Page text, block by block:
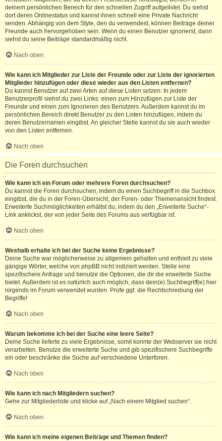
deinem persönlichen Bereich für den schnellen Zugriff aufgelistet. Du siehst
dort deren Onlinestatus und kannst ihnen schnell eine Private Nachricht
senden. Abhängig von dem Style, den du verwendest, können Beiträge deiner
Freunde auch hervorgehoben sein. Wenn du einen Benutzer ignorierst, dann
siehst du seine Beiträge standardmäßig nicht.
Nach oben
Wie kann ich Mitglieder zur Liste der Freunde oder zur Liste der ignorierten
Mitglieder hinzufügen oder diese wieder aus den Listen entfernen?
Du kannst Benutzer auf zwei Arten auf diese Listen setzen: In jedem
Benutzerprofil siehst du zwei Links: einen zum Hinzufügen zur Liste der
Freunde und einen zum Ignorieren des Benutzers. Außerdem kannst du im
persönlichen Bereich direkt Benutzer zu den Listen hinzufügen, indem du
deren Benutzernamen eingibst. An gleicher Stelle kannst du sie auch wieder
von den Listen entfernen.
Nach oben
Die Foren durchsuchen
Wie kann ich ein Forum oder mehrere Foren durchsuchen?
Du kannst die Foren durchsuchen, indem du einen Suchbegriff in die Suchbox
eingibst, die du in der Foren-Übersicht, der Foren- oder Themenansicht findest.
Erweiterte Suchmöglichkeiten erhältst du, indem du den „Erweiterte Suche“-
Link anklickst, der von jeder Seite des Forums aus verfügbar ist.
Nach oben
Weshalb erhalte ich bei der Suche keine Ergebnisse?
Deine Suche war möglicherweise zu allgemein gehalten und enthielt zu viele
gängige Wörter, welche von phpBB nicht indiziert werden. Stelle eine
spezifischere Anfrage und benutze die Optionen, die dir die erweiterte Suche
bietet. Außerdem ist es natürlich auch möglich, dass dein(e) Suchbegriff(e) hier
nirgends im Forum verwendet wurden. Prüfe ggf. die Rechtschreibung der
Begriffe!
Nach oben
Warum bekomme ich bei der Suche eine leere Seite?
Deine Suche lieferte zu viele Ergebnisse, somit konnte der Webserver sie nicht
verarbeiten. Benutze die erweiterte Suche und gib spezifischere Suchbegriffe
ein oder beschränke die Suche auf verschiedene Unterforen.
Nach oben
Wie kann ich nach Mitgliedern suchen?
Gehe zur Mitgliederliste und klicke auf „Nach einem Mitglied suchen“.
Nach oben
Wie kann ich meine eigenen Beiträge und Themen finden?